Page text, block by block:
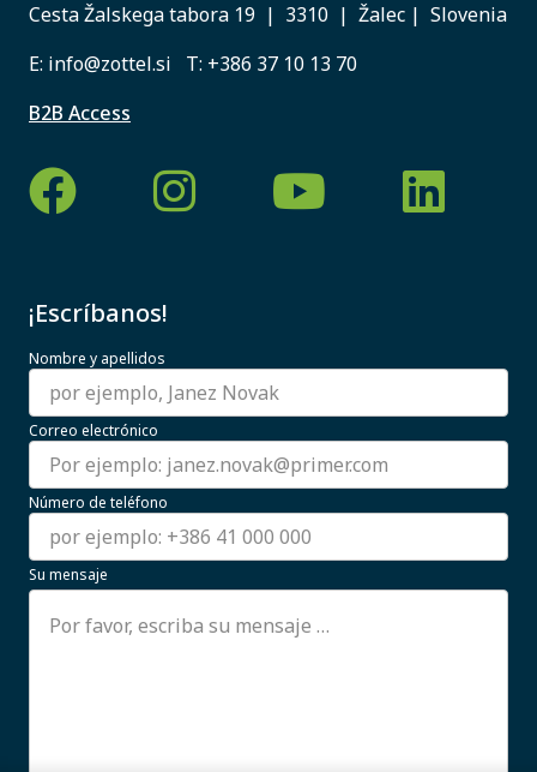
Cesta Žalskega tabora 19 | 3310 | Žalec | Slovenia
E: info@zottel.si T: +386 37 10 13 70
B2B Access
¡Escríbanos!
Nombre y apellidos
Correo electrónico
Número de teléfono
Su mensaje